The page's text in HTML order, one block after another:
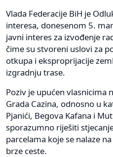
Vlada Federacije BiH je
interesa, donesenom 5.
javni interes za izvođenje
čime su stvoreni uslovi za
otkupa i eksproprijacije
izgradnju trase.
Poziv je upućen vlasnicima
Grada Cazina, odnosno u
Pjanići, Begova Kafana i
sporazumno riješiti
parcelama koje se nalaze
brze ceste.